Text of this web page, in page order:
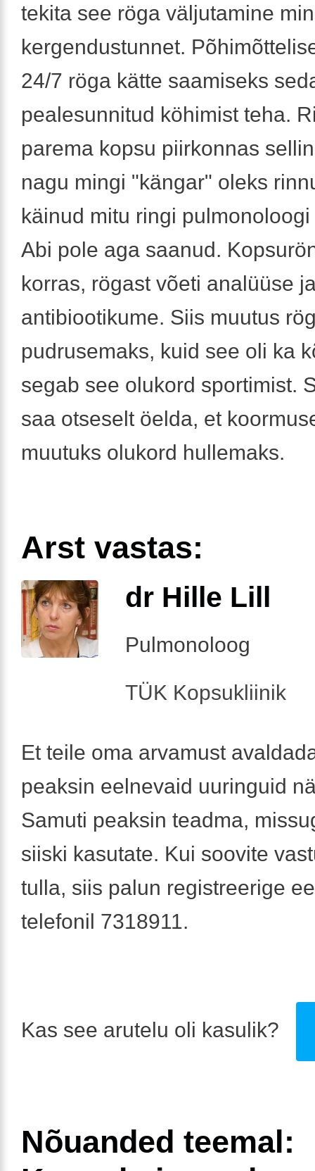
tekita see röga väljutamine
kergendustunnet.
24/7 röga kätte saamiseks
pealesunnitud köhimist teha.
parema kopsu piirkonnas
nagu mingi "kängar" oleks
käinud mitu ringi
Abi pole aga saanud.
korras, rögast võeti analüüse
antibiootikume. Siis muutus
pudrusemaks, kuid see oli ka
segab see olukord sportimist.
saa otseselt öelda, et
muutuks olukord hullemaks.
Arst vastas:
dr Hille Lill
Pulmonoloog
TÜK Kopsukliinik
Et teile oma arvamust
peaksin eelnevaid uuringuid
Samuti peaksin teadma,
siiski kasutate. Kui soovite
tulla, siis palun registreerige
telefonil 7318911.
Kas see arutelu oli kasulik?
Nõuanded teemal: